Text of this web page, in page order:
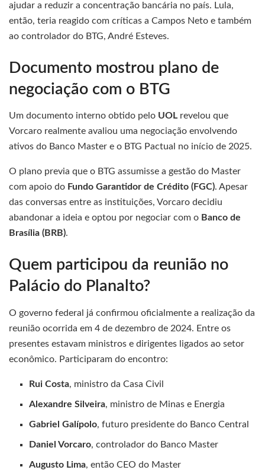
ajudar a reduzir a concentração bancária no país. Lula,
então, teria reagido com críticas a Campos Neto e também
ao controlador do BTG, André Esteves.
Documento mostrou plano de
negociação com o BTG
Um documento interno obtido pelo UOL revelou que
Vorcaro realmente avaliou uma negociação envolvendo
ativos do Banco Master e o BTG Pactual no início de 2025.
O plano previa que o BTG assumisse a gestão do Master
com apoio do Fundo Garantidor de Crédito (FGC). Apesar
das conversas entre as instituições, Vorcaro decidiu
abandonar a ideia e optou por negociar com o Banco de
Brasília (BRB).
Quem participou da reunião no
Palácio do Planalto?
O governo federal já confirmou oficialmente a realização da
reunião ocorrida em 4 de dezembro de 2024. Entre os
presentes estavam ministros e dirigentes ligados ao setor
econômico. Participaram do encontro:
Rui Costa, ministro da Casa Civil
Alexandre Silveira, ministro de Minas e Energia
Gabriel Galípolo, futuro presidente do Banco Central
Daniel Vorcaro, controlador do Banco Master
Augusto Lima, então CEO do Master